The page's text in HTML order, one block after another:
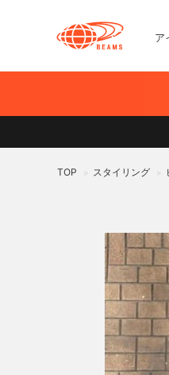
ア
TOP > スタイリング >